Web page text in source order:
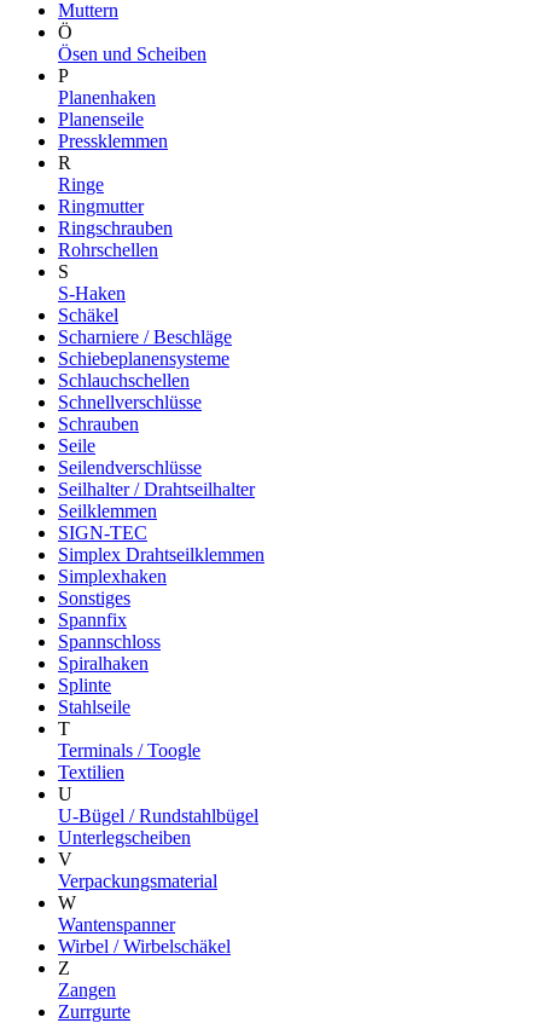
Muttern
Ö
Ösen und Scheiben
P
Planenhaken
Planenseile
Pressklemmen
R
Ringe
Ringmutter
Ringschrauben
Rohrschellen
S
S-Haken
Schäkel
Scharniere / Beschläge
Schiebeplanensysteme
Schlauchschellen
Schnellverschlüsse
Schrauben
Seile
Seilendverschlüsse
Seilhalter / Drahtseilhalter
Seilklemmen
SIGN-TEC
Simplex Drahtseilklemmen
Simplexhaken
Sonstiges
Spannfix
Spannschloss
Spiralhaken
Splinte
Stahlseile
T
Terminals / Toogle
Textilien
U
U-Bügel / Rundstahlbügel
Unterlegscheiben
V
Verpackungsmaterial
W
Wantenspanner
Wirbel / Wirbelschäkel
Z
Zangen
Zurrgurte